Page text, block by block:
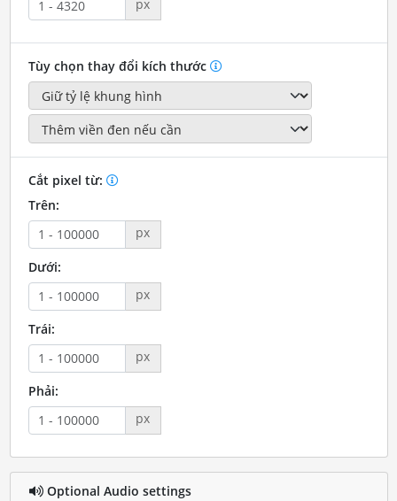
px
Tùy chọn thay đổi kích thước
Cắt pixel từ:
Trên:
px
Dưới:
px
Trái:
px
Phải:
px
Optional Audio settings